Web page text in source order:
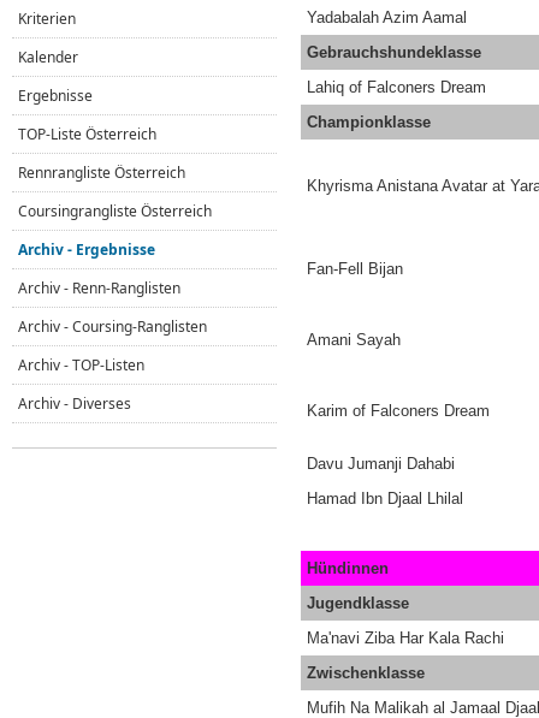
Yadabalah Azim Aamal
Gebrauchshundeklasse
Lahiq of Falconers Dream
Championklasse
Khyrisma Anistana Avatar at
Fan-Fell Bijan
Amani Sayah
Karim of Falconers Dream
Davu Jumanji Dahabi
Hamad Ibn Djaal Lhilal
Hündinnen
Jugendklasse
Ma'navi Ziba Har Kala Rachi
Zwischenklasse
Mufih Na Malikah al Jamaal Djaal
Kriterien
Kalender
Ergebnisse
TOP-Liste Österreich
Rennrangliste Österreich
Coursingrangliste Österreich
Archiv - Ergebnisse
Archiv - Renn-Ranglisten
Archiv - Coursing-Ranglisten
Archiv - TOP-Listen
Archiv - Diverses